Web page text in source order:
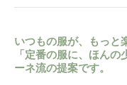
いつもの服が、もっと
「定番の服に、ほん
ーネ流の提案です。